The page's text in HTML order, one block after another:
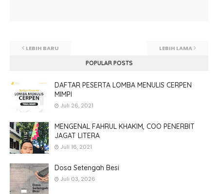
LEBIH BARU LEBIH LAMA
POPULAR POSTS
DAFTAR PESERTA LOMBA MENULIS CERPEN
MIMPI
Juli 26, 2021
MENGENAL FAHRUL KHAKIM, COO PENERBIT
JAGAT LITERA
Juli 16, 2021
Dosa Setengah Besi
Juli 03, 2026